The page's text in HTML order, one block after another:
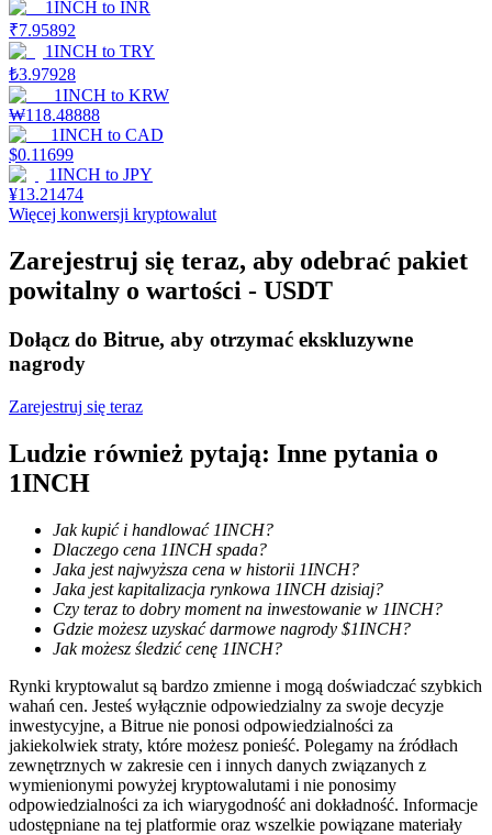
Launchpool
Elastyczne stawianie zakładów, aby zarabiać na popularnych
tokenach
Blokady BTR
Pożyczki
Usługa pożyczek wspieranych kryptowalutami
1INCH to INR
₹7.95892
1INCH to TRY
₺3.97928
1INCH to KRW
₩118.48888
1INCH to CAD
$0.11699
1INCH to JPY
¥13.21474
Więcej konwersji kryptowalut
Zarejestruj się teraz, aby odebrać pakiet
powitalny o wartości - USDT
Dołącz do Bitrue, aby otrzymać ekskluzywne
nagrody
Zarejestruj się teraz
Ludzie również pytają: Inne pytania o
1INCH
Jak kupić i handlować 1INCH?
Dlaczego cena 1INCH spada?
Jaka jest najwyższa cena w historii 1INCH?
Jaka jest kapitalizacja rynkowa 1INCH dzisiaj?
Czy teraz to dobry moment na inwestowanie w 1INCH?
Gdzie możesz uzyskać darmowe nagrody $1INCH?
Jak możesz śledzić cenę 1INCH?
Rynki kryptowalut są bardzo zmienne i mogą doświadczać szybkich
wahań cen. Jesteś wyłącznie odpowiedzialny za swoje decyzje
inwestycyjne, a Bitrue nie ponosi odpowiedzialności za
jakiekolwiek straty, które możesz ponieść. Polegamy na źródłach
zewnętrznych w zakresie cen i innych danych związanych z
wymienionymi powyżej kryptowalutami i nie ponosimy
odpowiedzialności za ich wiarygodność ani dokładność. Informacje
udostępniane na tej platformie oraz wszelkie powiązane materiały